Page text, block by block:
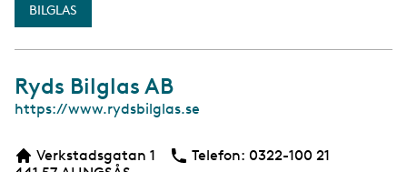
BILGLAS
Ryds Bilglas AB
W
https://www.rydsbilglas.se
Verkstadsgatan 1
Telefon: Telefon
0322-100 21